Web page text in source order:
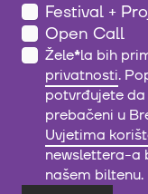
Festival +
Open Call
Žele*la bih
privatnosti.
potvrđujete
prebačeni u
Uvjetima
newslettera-a
našem biltenu.